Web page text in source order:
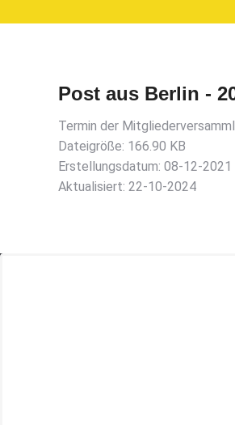
Post aus Berlin -
Termin der
Dateigröße: 166.90 KB
Erstellungsdatum: 08-12-2021
Aktualisiert: 22-10-2024